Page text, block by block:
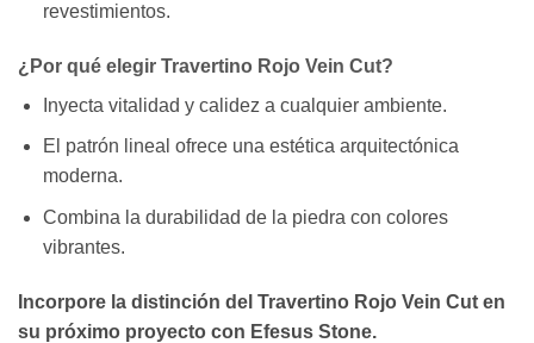
revestimientos.
¿Por qué elegir Travertino Rojo Vein Cut?
Inyecta vitalidad y calidez a cualquier ambiente.
El patrón lineal ofrece una estética arquitectónica
moderna.
Combina la durabilidad de la piedra con colores
vibrantes.
Incorpore la distinción del Travertino Rojo Vein Cut en
su próximo proyecto con Efesus Stone.